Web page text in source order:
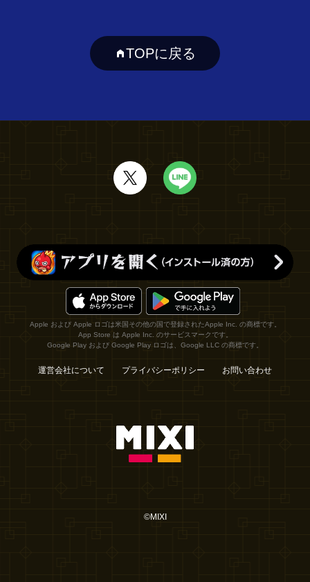
TOPに戻る
Apple および Apple ロゴは米国その他の国で登録されたApple Inc. の商標です。
App Store は Apple Inc. のサービスマークです。
Google Play および Google Play ロゴは、Google LLC の商標です。
運営会社について プライバシーポリシー お問い合わせ
©MIXI